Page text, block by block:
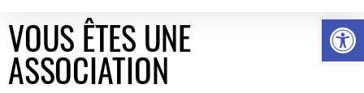
Ouvrir
VOUS ÊTES UNE
ASSOCIATION